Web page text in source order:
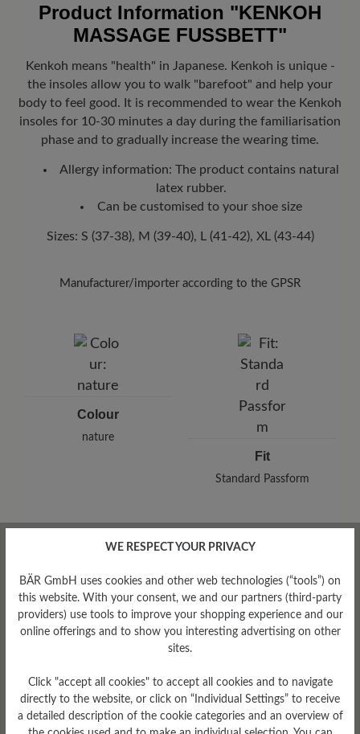
the order value.
Look forward to your package!As soon as your order has left our
You can track exactly where your new favorite BÄR item is with
the enclosed shipment number.
Product Information "KENKOH
MASSAGE FUSSBETT"
Kenkoh means "health" in Japanese. Kenkoh is unique -
the insoles allow you to walk "barefoot" and help your
body to feel good. It is recommended to wear the Kenkoh
insoles for 10-30 minutes a day during the familiarisation
phase and to gradually increase the wearing time.
Allergy information: The product contains natural
latex rubber.
Can be customised to your shoe size
Sizes: S (37-38), M (39-40), L (41-42), XL (43-44)
Manufacturer/importer according to the GPSR
Pleidelsheimer Str. 15/1, 74321 Bietigheim-Bissingen,
customercare@baer-shoes.co.uk
Colour
nature
Fit
Standard Passform
Read reviews
1 of 1 reviews
Average rating of 1 out of 5 stars
1 out of 5 stars
WE RESPECT YOUR PRIVACY
BÄR GmbH uses cookies and other web technologies (“tools”) on
this website. With your consent, we and our partners (third-party
providers) use tools to improve your shopping experience and our
online offerings and to show you interesting advertising on other
sites.
Click "accept all cookies" to accept all cookies and to navigate
directly to the website, or click on “Individual Settings” to receive
a detailed description of the cookie categories and an overview of